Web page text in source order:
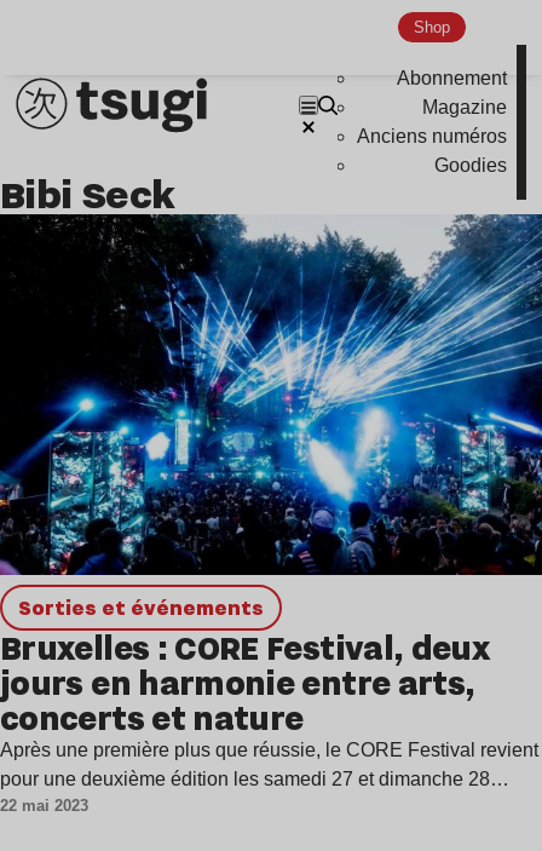
Shop
Abonnement
Magazine
Anciens numéros
Goodies
Bibi Seck
Sorties et événements
Bruxelles : CORE Festival, deux
jours en harmonie entre arts,
concerts et nature
Après une première plus que réussie, le CORE Festival revient
pour une deuxième édition les samedi 27 et dimanche 28…
22 mai 2023